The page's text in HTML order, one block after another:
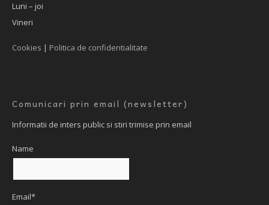
Luni – joi
Vineri
Cookies | Politica de confidentialitate
Comunicari prin email (newsletter)
Informatii de inters public si stiri trimise prin email
Name
Email*